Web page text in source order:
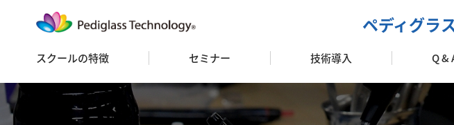
ペディグラ
スクールの特徴 セミナー
セミナー 一覧
お申込み
セミナースケジュール
技術導入
導入の流れ
スターターキット
フォローアップ
FC加盟のメリット
Q &